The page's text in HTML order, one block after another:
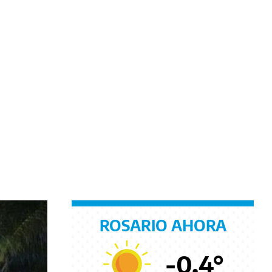
ROSARIO AHORA
-0.4°